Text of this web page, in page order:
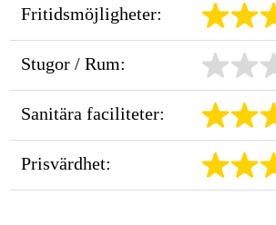
Fritidsmöjligheter:
Stugor / Rum:
Sanitära faciliteter:
Prisvärdhet: